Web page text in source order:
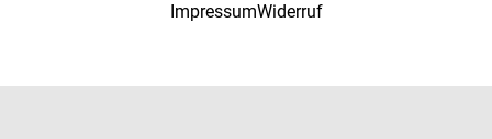
ImpressumWiderruf